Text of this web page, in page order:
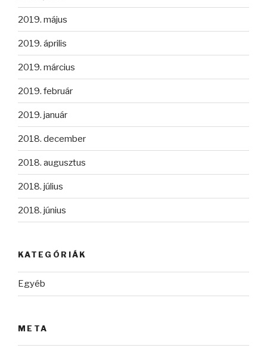
2019. május
2019. április
2019. március
2019. február
2019. január
2018. december
2018. augusztus
2018. július
2018. június
KATEGÓRIÁK
Egyéb
META